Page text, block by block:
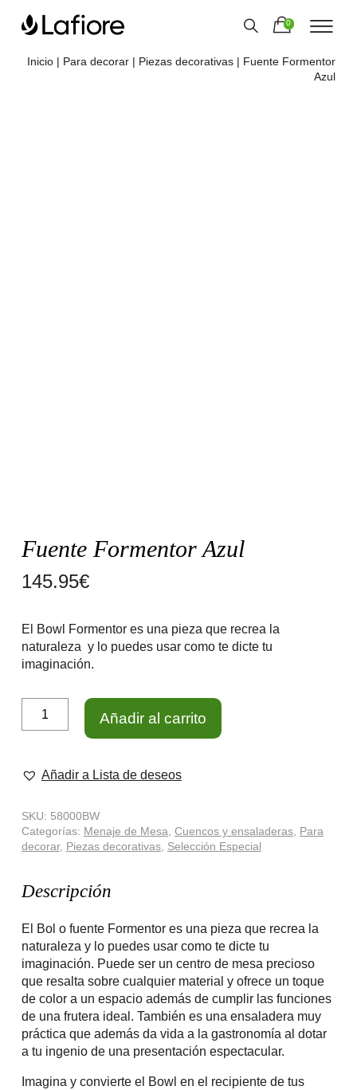
0
Inicio Para decorar Piezas decorativas | Fuente Formentor
Azul
Fuente Formentor Azul
145.95€
El Bowl Formentor es una pieza que recrea la
naturaleza y lo puedes usar como te dicte tu
imaginación.
Formentor
Azul
Añadir al carrito
Añadir a Lista de deseos
SKU: 58000BW
Categorías: Menaje de Mesa, Cuencos y ensaladeras, Para
decorar, Piezas decorativas, Selección Especial
Descripción
El Bol o fuente Formentor es una pieza que recrea la
naturaleza y lo puedes usar como te dicte tu
imaginación. Puede ser un centro de mesa precioso
que resalta sobre cualquier material y ofrece un toque
de color a un espacio además de cumplir las funciones
de una frutera ideal. También es una ensaladera muy
práctica que además da vida a la gastronomía al dotar
a tu ingenio de una presentación espectacular.
Imagina y convierte el Bowl en el recipiente de tus